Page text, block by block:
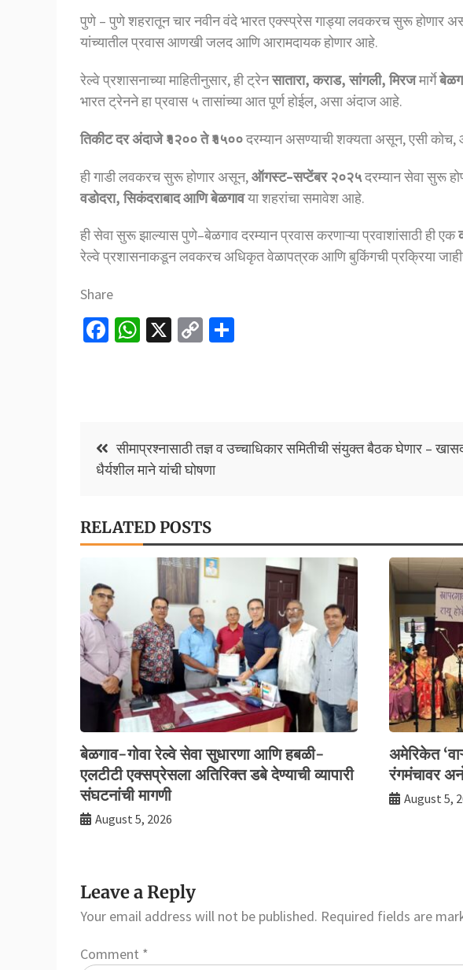
पुणे – पुणे शहरातून चार नवीन वंदे भारत एक्स्प्रेस गाड्या लवकरच सुरू होणार
यांच्यातील प्रवास आणखी जलद आणि आरामदायक होणार आहे.
रेल्वे प्रशासनाच्या माहितीनुसार, ही ट्रेनसातारा, कराड, सांगली, मिरजमार्गे
भारत ट्रेनने हा प्रवास ५ तासांच्या आत पूर्ण होईल, असा अंदाज आहे.
तिकीट दर अंदाजे ₹१२०० ते ₹१५००दरम्यान असण्याची शक्यता असून, एसी
ही गाडी लवकरच सुरू होणार असून,ऑगस्ट–सप्टेंबर २०२५दरम्यान सेवा सुरू
वडोदरा, सिकंदराबाद आणि बेळगावया शहरांचा समावेश आहे.
ही सेवा सुरू झाल्यास पुणे–बेळगाव दरम्यान प्रवास करणाऱ्या प्रवाशांसाठी ही एक
रेल्वे प्रशासनाकडून लवकरच अधिकृत वेळापत्रक आणि बुकिंगची प्रक्रिया
Share
Fa
k
W
p
X
C
n
k
Post
navigation
सीमाप्रश्नासाठी तज्ञ व उच्चाधिकार समितीची संयुक्त बैठक घेणार –
धैर्यशील माने यांची घोषणा
RELATED POSTS
बेळगाव-गोवा रेल्वे सेवा सुधारणा आणि हबळी-
एलटीटी एक्सप्रेसला अतिरिक्त डबे देण्याची व्यापारी
संघटनांची मागणी
August 5, 2026
अमेरिकेत
रंगमंचावर
August 5,
Leave a Reply
Your email address will not be published. Required fields are
Comment *